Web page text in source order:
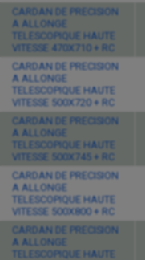
CARDAN DE PRECISION
A ALLONGE
TELESCOPIQUE HAUTE
VITESSE 470X710 + RC
CARDAN DE PRECISION
A ALLONGE
TELESCOPIQUE HAUTE
VITESSE 500X720 + RC
CARDAN DE PRECISION
A ALLONGE
TELESCOPIQUE HAUTE
VITESSE 500X745 + RC
CARDAN DE PRECISION
A ALLONGE
TELESCOPIQUE HAUTE
VITESSE 500X800 + RC
CARDAN DE PRECISION
A ALLONGE
TELESCOPIQUE HAUTE